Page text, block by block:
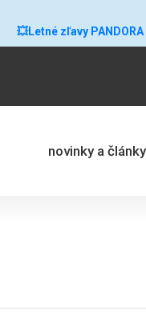
💥Letné zľavy PANDORA
novinky a články